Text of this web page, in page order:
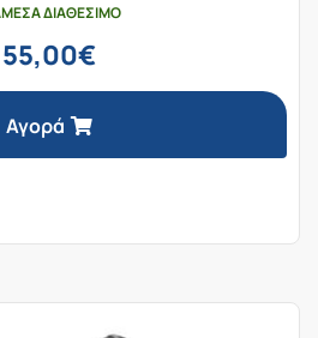
ΔΙΑΘΈΣΙΜΟ
55,00€
Αγορά